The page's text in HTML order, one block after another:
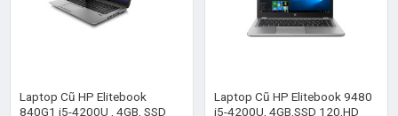
Laptop Cũ HP Elitebook
840G1 i5-4200U , 4GB, SSD
Laptop Cũ HP Elitebook 9480
i5-4200U, 4GB,SSD 120,HD